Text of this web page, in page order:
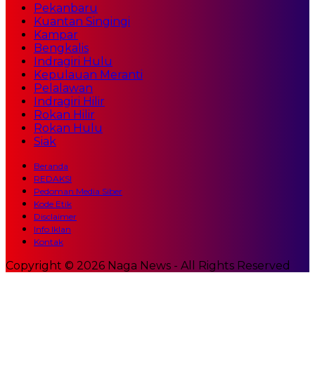
Pekanbaru
Kuantan Singingi
Kampar
Bengkalis
Indragiri Hulu
Kepulauan Meranti
Pelalawan
Indragiri Hilir
Rokan Hilir
Rokan Hulu
Siak
Beranda
REDAKSI
Pedoman Media Siber
Kode Etik
Disclaimer
Info Iklan
Kontak
Copyright © 2026 Naga News - All Rights Reserved